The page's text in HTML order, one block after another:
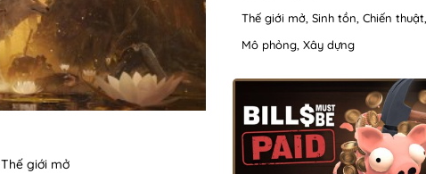
Thế giới mở
Thế giới mở Sinh tồn Chiến thuật
Mô phỏng Xây dựng